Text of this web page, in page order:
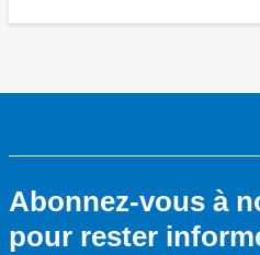
Abonnez-vous à
pour rester